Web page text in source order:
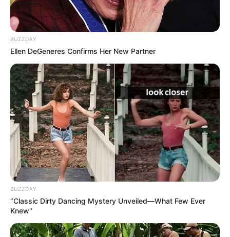
BUZZDAY
Ellen DeGeneres Confirms Her New Partner
BUZZDAY
“Classic Dirty Dancing Mystery Unveiled—What Few Ever
Knew"